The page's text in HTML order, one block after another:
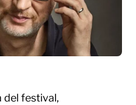
del festival,